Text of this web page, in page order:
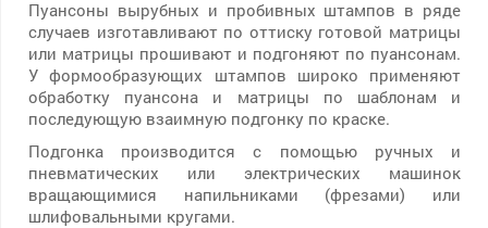
Пуансоны вырубных и пробивных штампов в ряде
случаев изготавливают по оттиску готовой матрицы
или матрицы прошивают и подгоняют по пуансонам.
У формообразующих штампов широко применяют
обработку пуансона и матрицы по шаблонам и
последующую взаимную подгонку по краске.
Подгонка производится с помощью ручных и
пневматических или электрических машинок
вращающимися напильниками (фрезами) или
шлифовальными кругами.